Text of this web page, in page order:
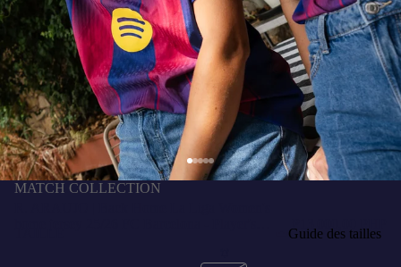
MATCH COLLECTION
Guide des tailles